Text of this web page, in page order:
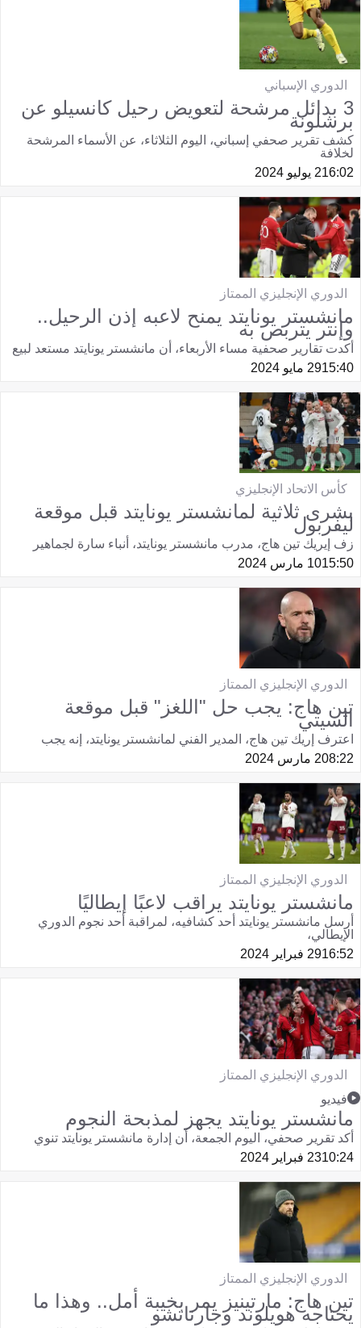
الدوري الإسباني
3 بدائل مرشحة لتعويض رحيل كانسيلو عن
برشلونة
كشف تقرير صحفي إسباني، اليوم الثلاثاء، عن الأسماء المرشحة
لخلافة
16:022 يوليو 2024
الدوري الإنجليزي الممتاز
مانشستر يونايتد يمنح لاعبه إذن الرحيل..
وإنتر يتربص به
أكدت تقارير صحفية مساء الأربعاء، أن مانشستر يونايتد مستعد لبيع
15:4029 مايو 2024
كأس الاتحاد الإنجليزي
بشرى ثلاثية لمانشستر يونايتد قبل موقعة
ليفربول
زف إيريك تين هاج، مدرب مانشستر يونايتد، أنباء سارة لجماهير
15:5010 مارس 2024
الدوري الإنجليزي الممتاز
تين هاج: يجب حل "اللغز" قبل موقعة
السيتي
اعترف إريك تين هاج، المدير الفني لمانشستر يونايتد، إنه يجب
08:222 مارس 2024
الدوري الإنجليزي الممتاز
مانشستر يونايتد يراقب لاعبًا إيطاليًا
أرسل مانشستر يونايتد أحد كشافيه، لمراقبة أحد نجوم الدوري
الإيطالي،
16:5229 فبراير 2024
الدوري الإنجليزي الممتاز
فيديو
مانشستر يونايتد يجهز لمذبحة النجوم
أكد تقرير صحفي، اليوم الجمعة، أن إدارة مانشستر يونايتد تنوي
10:2423 فبراير 2024
الدوري الإنجليزي الممتاز
تين هاج: مارتينيز يمر بخيبة أمل.. وهذا ما
يحتاجه هويلوند وجارناتشو